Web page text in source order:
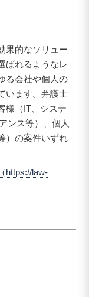
果的なソリュー
ばれるようなレ
る会社や個人の
います。弁護士
様（IT、システ
ンス等）、個人
）の案件いずれ
https://law-